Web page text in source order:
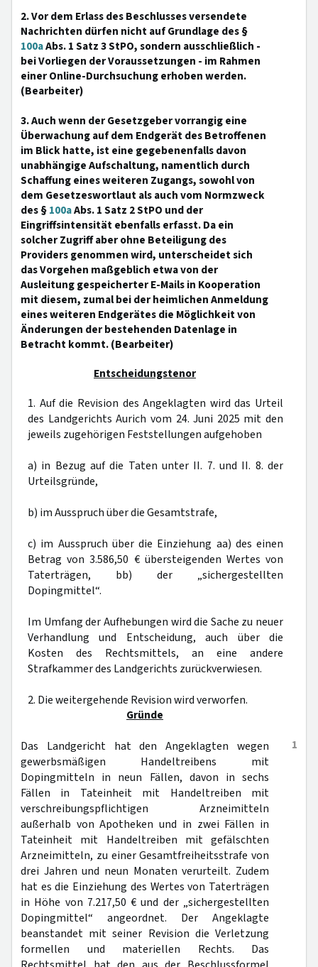
2. Vor dem Erlass des Beschlusses versendete
Nachrichten dürfen nicht auf Grundlage des §
100aAbs. 1 Satz 3 StPO, sondern ausschließlich -
bei Vorliegen der Voraussetzungen - im Rahmen
einer Online-Durchsuchung erhoben werden.
(Bearbeiter)
3. Auch wenn der Gesetzgeber vorrangig eine
Überwachung auf dem Endgerät des Betroffenen
im Blick hatte, ist eine gegebenenfalls davon
unabhängige Aufschaltung, namentlich durch
Schaffung eines weiteren Zugangs, sowohl von
dem Gesetzeswortlaut als auch vom Normzweck
des §100aAbs. 1 Satz 2 StPO und der
Eingriffsintensität ebenfalls erfasst. Da ein
solcher Zugriff aber ohne Beteiligung des
Providers genommen wird, unterscheidet sich
das Vorgehen maßgeblich etwa von der
Ausleitung gespeicherter E-Mails in Kooperation
mit diesem, zumal bei der heimlichen Anmeldung
eines weiteren Endgerätes die Möglichkeit von
Änderungen der bestehenden Datenlage in
Betracht kommt. (Bearbeiter)
Entscheidungstenor
1. Auf die Revision des Angeklagten wird das Urteil
des Landgerichts Aurich vom 24. Juni 2025 mit den
jeweils zugehörigen Feststellungen aufgehoben
a) in Bezug auf die Taten unter II. 7. und II. 8. der
Urteilsgründe,
b) im Ausspruch über die Gesamtstrafe,
c) im Ausspruch über die Einziehung aa) des einen
Betrag von 3.586,50 € übersteigenden Wertes von
Taterträgen, bb) der „sichergestellten
Dopingmittel“.
Im Umfang der Aufhebungen wird die Sache zu neuer
Verhandlung und Entscheidung, auch über die
Kosten des Rechtsmittels, an eine andere
Strafkammer des Landgerichts zurückverwiesen.
2. Die weitergehende Revision wird verworfen.
Gründe
1
Das Landgericht hat den Angeklagten wegen
gewerbsmäßigen Handeltreibens mit
Dopingmitteln in neun Fällen, davon in sechs
Fällen in Tateinheit mit Handeltreiben mit
verschreibungspflichtigen Arzneimitteln
außerhalb von Apotheken und in zwei Fällen in
Tateinheit mit Handeltreiben mit gefälschten
Arzneimitteln, zu einer Gesamtfreiheitsstrafe von
drei Jahren und neun Monaten verurteilt. Zudem
hat es die Einziehung des Wertes von Taterträgen
in Höhe von 7.217,50 € und der „sichergestellten
Dopingmittel“ angeordnet. Der Angeklagte
beanstandet mit seiner Revision die Verletzung
formellen und materiellen Rechts. Das